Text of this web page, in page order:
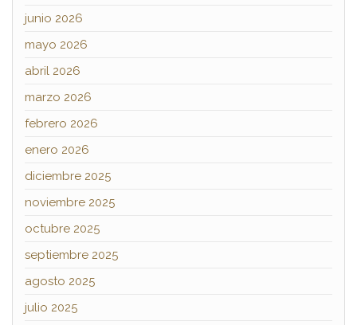
junio 2026
mayo 2026
abril 2026
marzo 2026
febrero 2026
enero 2026
diciembre 2025
noviembre 2025
octubre 2025
septiembre 2025
agosto 2025
julio 2025